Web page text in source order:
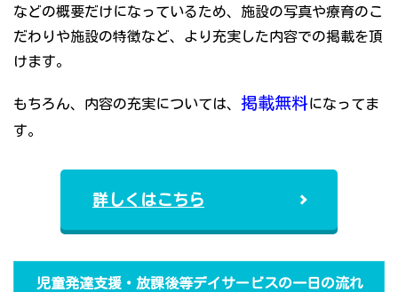
などの概要だけになっているため、施設の写真や療育のこ
だわりや施設の特徴など、より充実した内容での掲載を頂
けます。
もちろん、内容の充実については、 掲載無料になってま
す。
詳しくはこちら
児童発達支援・放課後等デイサービスの一日の流れ